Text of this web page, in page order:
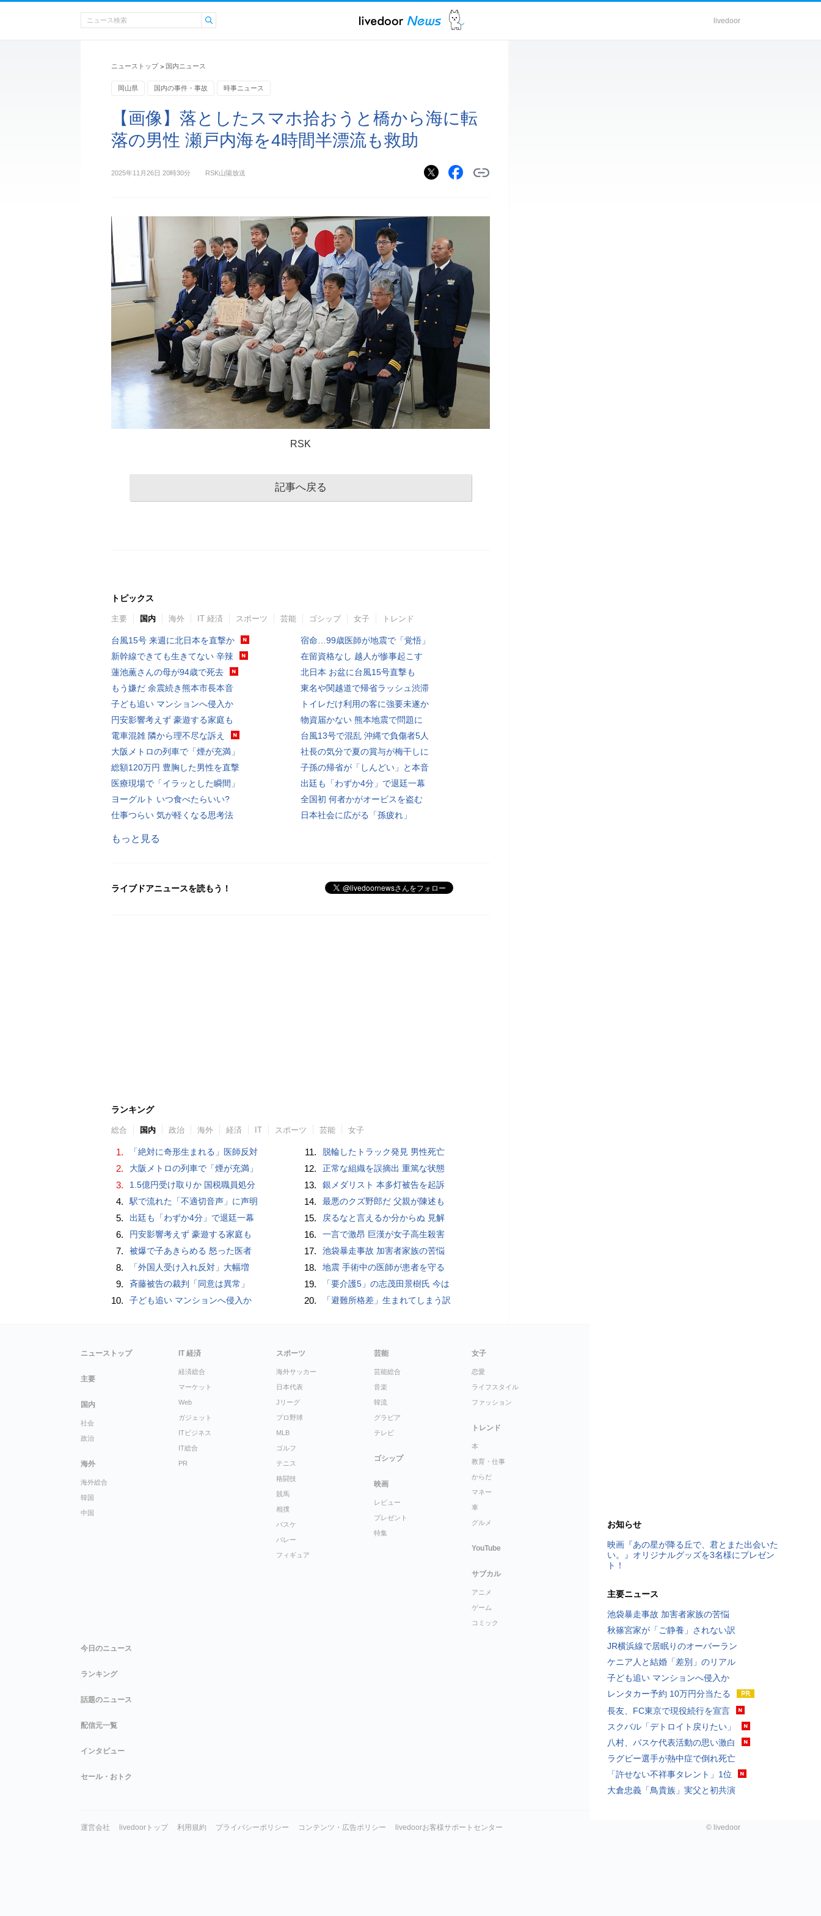
livedoor
ニューストップ > 国内ニュース
岡山県 国内の事件・事故 時事ニュース
【画像】落としたスマホ拾おうと橋から海に転
落の男性 瀬戸内海を4時間半漂流も救助
2025年11月26日 20時30分 RSK山陽放送
RSK
記事へ戻る
トピックス
主要 国内 海外 IT 経済 スポーツ 芸能 ゴシップ 女子 トレンド
台風15号 来週に北日本を直撃か
新幹線できても生きてない 辛辣
蓮池薫さんの母が94歳で死去
もう嫌だ 余震続き熊本市長本音
子ども追い マンションへ侵入か
円安影響考えず 豪遊する家庭も
電車混雑 隣から理不尽な訴え
大阪メトロの列車で「煙が充満」
総額120万円 豊胸した男性を直撃
医療現場で「イラッとした瞬間」
ヨーグルト いつ食べたらいい?
仕事つらい 気が軽くなる思考法
宿命…99歳医師が地震で「覚悟」
在留資格なし 越人が惨事起こす
北日本 お盆に台風15号直撃も
東名や関越道で帰省ラッシュ渋滞
トイレだけ利用の客に強要未遂か
物資届かない 熊本地震で問題に
台風13号で混乱 沖縄で負傷者5人
社長の気分で夏の賞与が梅干しに
子孫の帰省が「しんどい」と本音
出廷も「わずか4分」で退廷一幕
全国初 何者かがオービスを盗む
日本社会に広がる「孫疲れ」
もっと見る
ライブドアニュースを読もう！
ランキング
総合 国内 政治 海外 経済 IT スポーツ 芸能 女子
1. 「絶対に奇形生まれる」医師反対
2. 大阪メトロの列車で「煙が充満」
3. 1.5億円受け取りか 国税職員処分
4. 駅で流れた「不適切音声」に声明
5. 出廷も「わずか4分」で退廷一幕
6. 円安影響考えず 豪遊する家庭も
7. 被爆で子あきらめる 怒った医者
8. 「外国人受け入れ反対」大幅増
9. 斉藤被告の裁判「同意は異常」
10. 子ども追い マンションへ侵入か
11. 脱輪したトラック発見 男性死亡
12. 正常な組織を誤摘出 重篤な状態
13. 銀メダリスト 本多灯被告を起訴
14. 最悪のクズ野郎だ 父親が陳述も
15. 戻るなと言えるか分からぬ 見解
16. 一言で激昂 巨漢が女子高生殺害
17. 池袋暴走事故 加害者家族の苦悩
18. 地震 手術中の医師が患者を守る
19. 「要介護5」の志茂田景樹氏 今は
20. 「避難所格差」生まれてしまう訳
お知らせ
映画『あの星が降る丘で、君とまた出会いた
い。』オリジナルグッズを3名様にプレゼン
ト！
主要ニュース
池袋暴走事故 加害者家族の苦悩
秋篠宮家が「ご静養」されない訳
JR横浜線で居眠りのオーバーラン
ケニア人と結婚「差別」のリアル
子ども追い マンションへ侵入か
レンタカー予約 10万円分当たる
長友、FC東京で現役続行を宣言
スクバル「デトロイト戻りたい」
八村、バスケ代表活動の思い激白
ラグビー選手が熱中症で倒れ死亡
「許せない不祥事タレント」1位
大倉忠義「鳥貴族」実父と初共演
ニューストップ
主要
国内
社会
政治
海外
海外総合
韓国
中国
IT 経済
経済総合
マーケット
Web
ガジェット
ITビジネス
IT総合
PR
スポーツ
海外サッカー
日本代表
Jリーグ
プロ野球
MLB
ゴルフ
テニス
格闘技
競馬
相撲
バスケ
バレー
フィギュア
芸能
芸能総合
音楽
韓流
グラビア
テレビ
ゴシップ
映画
レビュー
プレゼント
特集
女子
恋愛
ライフスタイル
ファッション
トレンド
本
教育・仕事
からだ
マネー
車
グルメ
YouTube
サブカル
アニメ
ゲーム
コミック
今日のニュース
ランキング
話題のニュース
配信元一覧
インタビュー
セール・おトク
運営会社 livedoorトップ 利用規約 プライバシーポリシー コンテンツ・広告ポリシー livedoorお客様サポートセンター © livedoor